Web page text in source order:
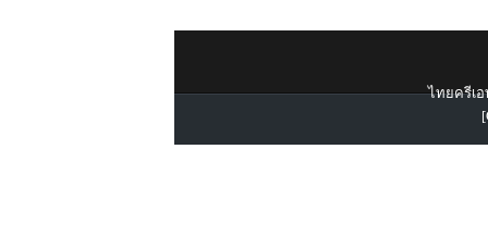
ไทยครีเอ
[